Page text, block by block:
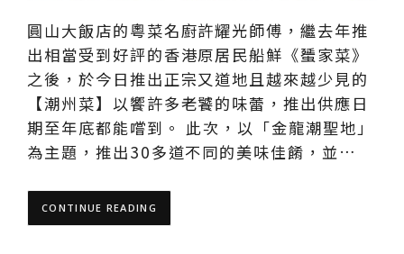
圓山大飯店的粵菜名廚許耀光師傅，繼去年推
出相當受到好評的香港原居民船鮮《蜑家菜》
之後，於今日推出正宗又道地且越來越少見的
【潮州菜】以饗許多老饕的味蕾，推出供應日
期至年底都能嚐到。 此次，以「金龍潮聖地」
為主題，推出30多道不同的美味佳餚，並…
CONTINUE READING